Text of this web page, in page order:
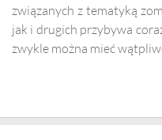
związanych z tematyką
jak i drugich przybywa
zwykle można mieć